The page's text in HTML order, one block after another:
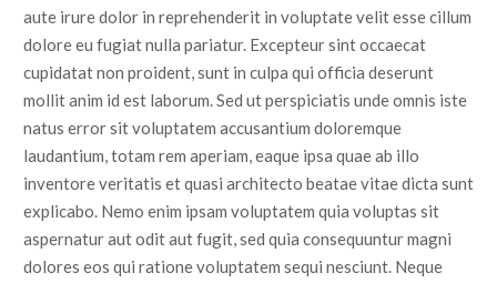
aute irure dolor in reprehenderit in voluptate velit esse cillum
dolore eu fugiat nulla pariatur. Excepteur sint occaecat
cupidatat non proident, sunt in culpa qui officia deserunt
mollit anim id est laborum. Sed ut perspiciatis unde omnis iste
natus error sit voluptatem accusantium doloremque
laudantium, totam rem aperiam, eaque ipsa quae ab illo
inventore veritatis et quasi architecto beatae vitae dicta sunt
explicabo. Nemo enim ipsam voluptatem quia voluptas sit
aspernatur aut odit aut fugit, sed quia consequuntur magni
dolores eos qui ratione voluptatem sequi nesciunt. Neque